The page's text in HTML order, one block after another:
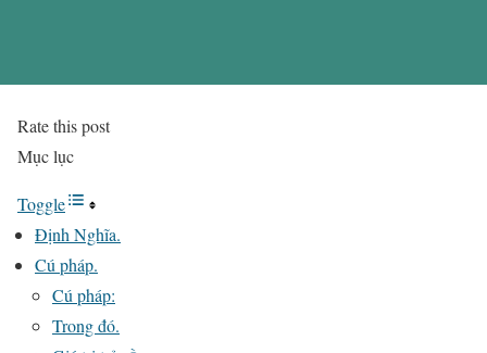
Rate this post
Mục lục
Toggle
Định Nghĩa.
Cú pháp.
Cú pháp:
Trong đó.